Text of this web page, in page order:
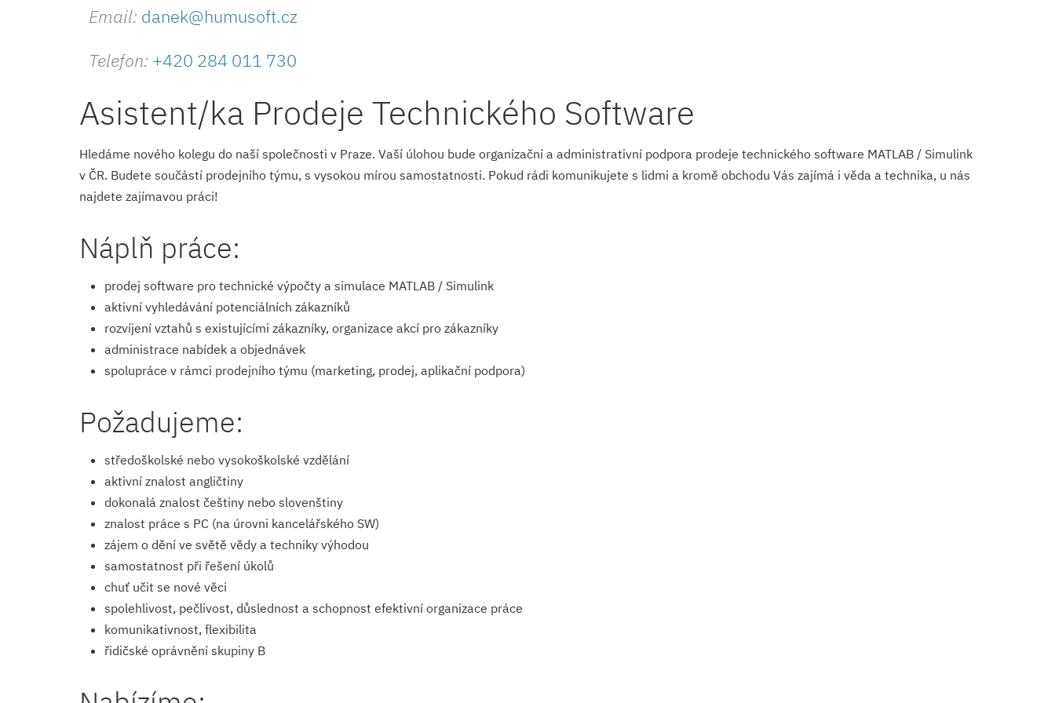
Email: danek@humusoft.cz
Telefon: +420 284 011 730
Asistent/ka Prodeje Technického Software
Hledáme nového kolegu do naší společnosti v Praze. Vaší úlohou bude organizační a administrativní podpora prodeje technického software MATLAB / Simulink
v ČR. Budete součástí prodejního týmu, s vysokou mírou samostatnosti. Pokud rádi komunikujete s lidmi a kromě obchodu Vás zajímá i věda a technika, u nás
najdete zajímavou práci!
Náplň práce:
prodej software pro technické výpočty a simulace MATLAB / Simulink
aktivní vyhledávání potenciálních zákazníků
rozvíjení vztahů s existujícími zákazníky, organizace akcí pro zákazníky
administrace nabídek a objednávek
spolupráce v rámci prodejního týmu (marketing, prodej, aplikační podpora)
Požadujeme:
středoškolské nebo vysokoškolské vzdělání
aktivní znalost angličtiny
dokonalá znalost češtiny nebo slovenštiny
znalost práce s PC (na úrovni kancelářského SW)
zájem o dění ve světě vědy a techniky výhodou
samostatnost při řešení úkolů
chuť učit se nové věci
spolehlivost, pečlivost, důslednost a schopnost efektivní organizace práce
komunikativnost, flexibilita
řidičské oprávnění skupiny B